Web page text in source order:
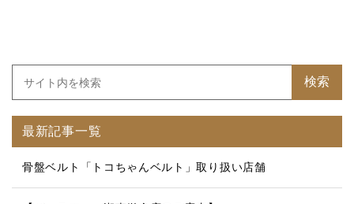
検索
最新記事一覧
骨盤ベルト「トコちゃんベルト」取り扱い店舗